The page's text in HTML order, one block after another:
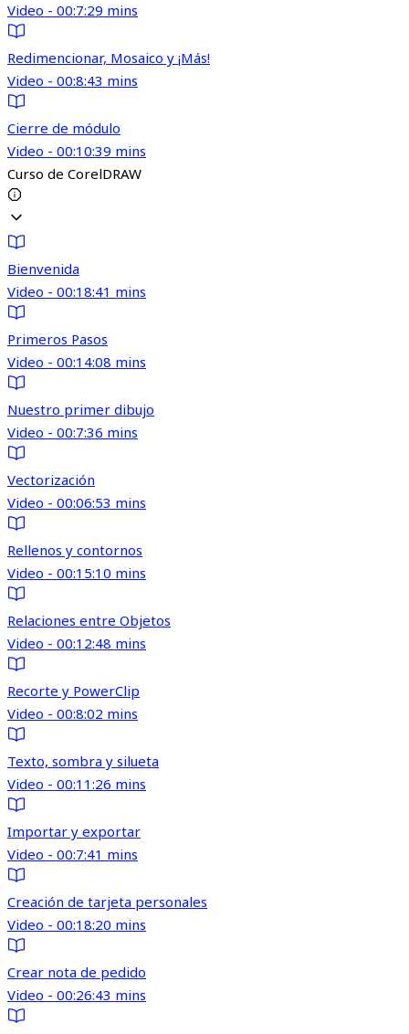
Video - 00:7:29 mins
Redimencionar, Mosaico y ¡Más!
Video - 00:8:43 mins
Cierre de módulo
Video - 00:10:39 mins
Curso de CorelDRAW
Bienvenida
Video - 00:18:41 mins
Primeros Pasos
Video - 00:14:08 mins
Nuestro primer dibujo
Video - 00:7:36 mins
Vectorización
Video - 00:06:53 mins
Rellenos y contornos
Video - 00:15:10 mins
Relaciones entre Objetos
Video - 00:12:48 mins
Recorte y PowerClip
Video - 00:8:02 mins
Texto, sombra y silueta
Video - 00:11:26 mins
Importar y exportar
Video - 00:7:41 mins
Creación de tarjeta personales
Video - 00:18:20 mins
Crear nota de pedido
Video - 00:26:43 mins